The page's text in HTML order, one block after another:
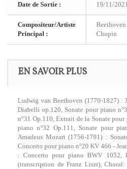
Date de Sortie : 19/11/
Compositeur/Artiste
Principal :
Chopin
EN SAVOIR PLUS
Ludwig van Beethoven (1770-1827) :
Diabelli op.120, Sonate pour piano
n°31 Op.110, Extrait de la Sonate
piano n°32 Op.111, Sonate pour
Amadeus Mozart (1756-1791) :
Concerto pour piano n°20 KV 466 -
: Concerto pour piano BWV 1052,
(transcription de Franz Liszt),